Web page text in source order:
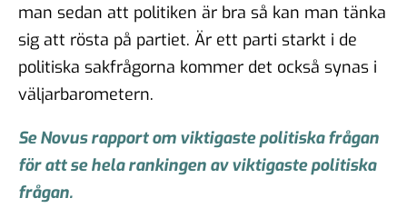
man sedan att politiken är bra så kan man tänka
sig att rösta på partiet. Är ett parti starkt i de
politiska sakfrågorna kommer det också synas i
väljarbarometern.
Se Novus rapport om viktigaste politiska frågan
för att se hela rankingen av viktigaste politiska
frågan.